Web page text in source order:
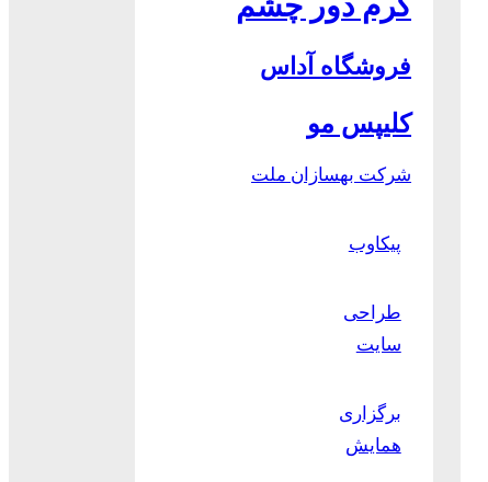
فروشگاه آداس
کلیپس مو
شرکت بهسازان ملت
پیکاوب
طراحی
سایت
برگزاری
همایش